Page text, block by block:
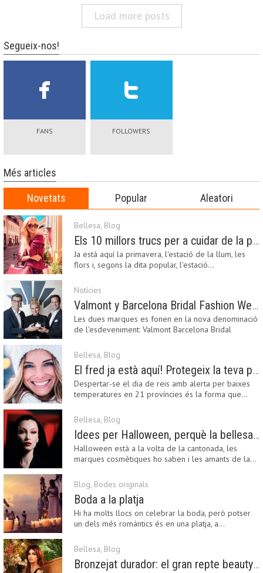
Load more posts
Segueix-nos!
FANS FOLLOWERS
Més articles
Novetats Popular Aleatori
Bellesa, Blog
Els 10 millors trucs per a cuidar de la pell a la primavera
Ja està aquí la primavera, l'estació de la llum, les
flors i, segons la dita popular, l'estació…
Notícies
Valmont y Barcelona Bridal Fashion Week s’uneixen per donar impuls a la creativitat, la innovació i el disseny de la moda nupcial
Les dues marques es fonen en la nova denominació
de l'esdeveniment: Valmont Barcelona Bridal
Bellesa, Blog
El fred ja està aquí! Protegeix la teva pell amb els nostres consells i propostes
Despertar-se el dia de reis amb alerta per baixes
temperatures en 21 províncies és la forma que…
Bellesa, Blog
Idees per Halloween, perquè la bellesa pot ser terrorífica
Halloween està a la volta de la cantonada, les
marques cosmètiques ho saben i les amants de la…
Blog, Bodes originals
Boda a la platja
Hi ha molts llocs on celebrar la boda, però potser
un dels més romàntics és en una platja, a…
Bellesa, Blog
Bronzejat durador: el gran repte beauty del final de l’estiu